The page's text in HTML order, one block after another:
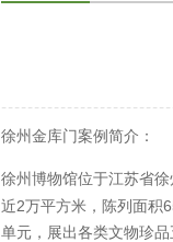
徐州金库门案例简介：
徐州博物馆位于江苏省
近2万平方米，陈列面积
单元，展出各类文物珍